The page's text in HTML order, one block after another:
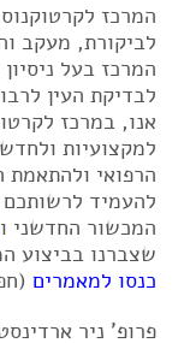
המרכז
לביקורת, מעקב
אנו, במרכז
למקצועיות
הרפואי
להעמיד לרשותכם
המכשור החדשני ו
שצברנו בביצוע
כנסו למאמרים
פרופ' ניר